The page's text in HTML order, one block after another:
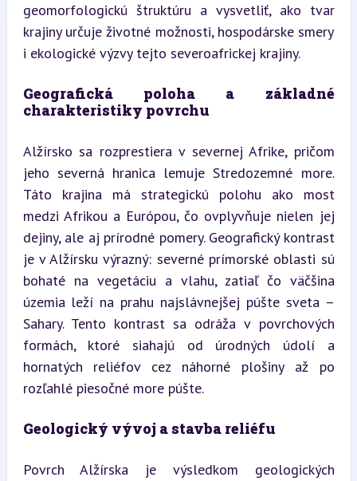
geomorfologickú štruktúru a vysvetliť, ako tvar
krajiny určuje životné možnosti, hospodárske smery
i ekologické výzvy tejto severoafrickej krajiny.
Geografická poloha a základné
charakteristiky povrchu
Alžírsko sa rozprestiera v severnej Afrike, pričom
jeho severná hranica lemuje Stredozemné more.
Táto krajina má strategickú polohu ako most
medzi Afrikou a Európou, čo ovplyvňuje nielen jej
dejiny, ale aj prírodné pomery. Geografický kontrast
je v Alžírsku výrazný: severné prímorské oblasti sú
bohaté na vegetáciu a vlahu, zatiaľ čo väčšina
územia leží na prahu najslávnejšej púšte sveta –
Sahary. Tento kontrast sa odráža v povrchových
formách, ktoré siahajú od úrodných údolí a
hornatých reliéfov cez náhorné plošiny až po
rozľahlé piesočné more púšte.
Geologický vývoj a stavba reliéfu
Povrch Alžírska je výsledkom geologických